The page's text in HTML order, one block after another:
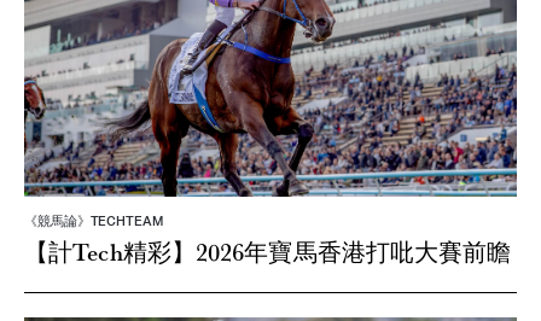
《競馬論》TECHTEAM
【計Tech精彩】2026年寶馬香港打吡大賽前瞻